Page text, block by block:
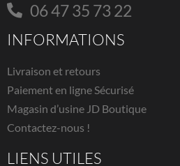
06 47 35 73 22
INFORMATIONS
Livraison et retours
Paiement en ligne Sécurisé
Magasin d’usine JD Boutique
Contactez-nous !
LIENS UTILES